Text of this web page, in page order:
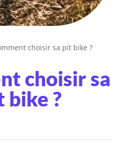
choisir sa pit bike ?
choisir sa
bike ?